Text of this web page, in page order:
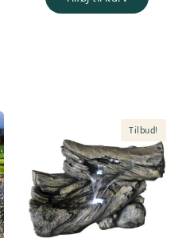
Tilbud!